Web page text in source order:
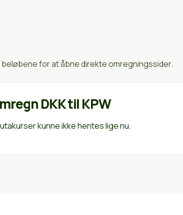
for at åbne direkte omregningssider.
DKK til KPW
kunne ikke hentes lige nu.